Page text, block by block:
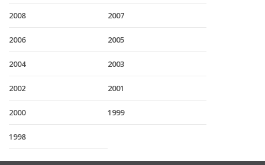
2008 2007
2006 2005
2004 2003
2002 2001
2000 1999
1998